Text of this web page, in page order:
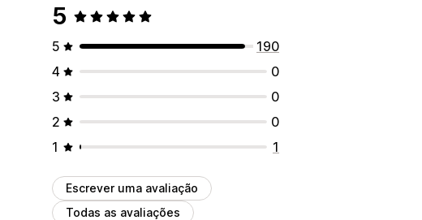
5
5
190
4
0
3
0
2
0
1
1
Escrever uma avaliação
Todas as avaliações